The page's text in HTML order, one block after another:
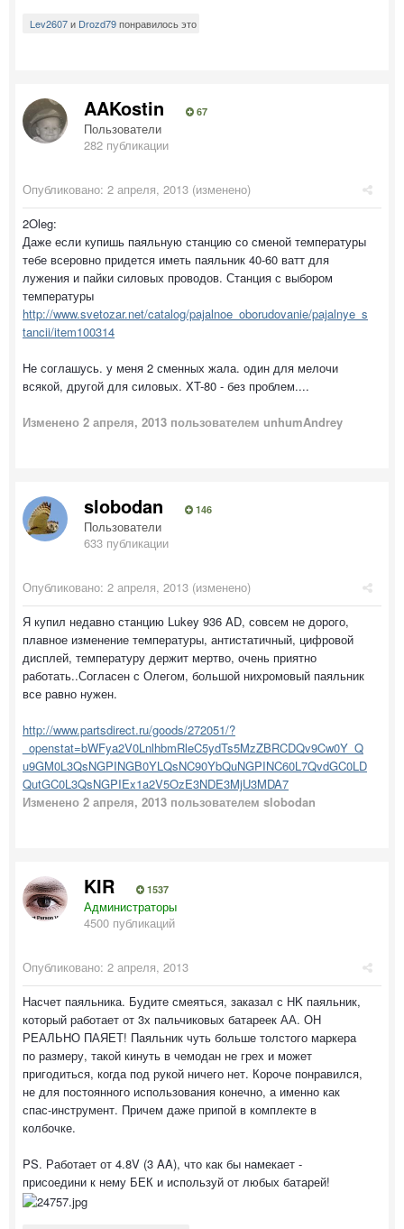
Lev2607и Drozd79понравилось это
AAKostin 67
Пользователи
282 публикации
Опубликовано: 2 апреля, 2013 (изменено)
2Oleg:
Даже если купишь паяльную станцию со сменой температуры
тебе всеровно придется иметь паяльник 40-60 ватт для
лужения и пайки силовых проводов. Станция с выбором
температуры
http://www.svetozar.net/catalog/pajalnoe_oborudovanie/pajalnye_s
tancii/item100314
Не соглашусь. у меня 2 сменных жала. один для мелочи
всякой, другой для силовых. XT-80 - без проблем....
Изменено 2 апреля, 2013 пользователем unhumAndrey
slobodan 146
Пользователи
633 публикации
Опубликовано: 2 апреля, 2013 (изменено)
Я купил недавно станцию Lukey 936 AD, совсем не дорого,
плавное изменение температуры, антистатичный, цифровой
дисплей, температуру держит мертво, очень приятно
работать..Согласен с Олегом, большой нихромовый паяльник
все равно нужен.
http://www.partsdirect.ru/goods/272051/?
_openstat=bWFya2V0LnlhbmRleC5ydTs5MzZBRCDQv9Cw0Y_Q
u9GM0L3QsNGPINGB0YLQsNC90YbQuNGPINC60L7QvdGC0LD
QutGC0L3QsNGPIEx1a2V5OzE3NDE3MjU3MDA7
Изменено 2 апреля, 2013 пользователем slobodan
KIR 1537
Администраторы
4500 публикаций
Опубликовано: 2 апреля, 2013
Насчет паяльника. Будите смеяться, заказал с HK паяльник,
который работает от 3х пальчиковых батареек АА. ОН
РЕАЛЬНО ПАЯЕТ! Паяльник чуть больше толстого маркера
по размеру, такой кинуть в чемодан не грех и может
пригодиться, когда под рукой ничего нет. Короче понравился,
не для постоянного использования конечно, а именно как
спас-инструмент. Причем даже припой в комплекте в
колбочке.
PS. Работает от 4.8V (3 AA), что как бы намекает -
присоедини к нему БЕК и используй от любых батарей!